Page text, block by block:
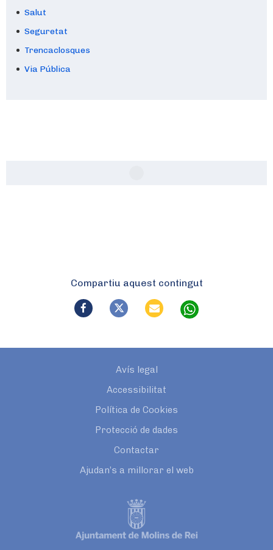
Salut
Seguretat
Trencaclosques
Via Pública
Compartiu aquest contingut
Avís legal
Accessibilitat
Política de Cookies
Protecció de dades
Contactar
Ajudan’s a millorar el web